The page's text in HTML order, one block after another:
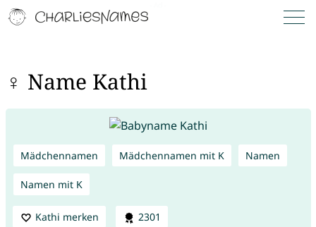
♀ Name Kathi
Mädchennamen Mädchennamen mit K Namen
Namen mit K
Kathi merken 2301